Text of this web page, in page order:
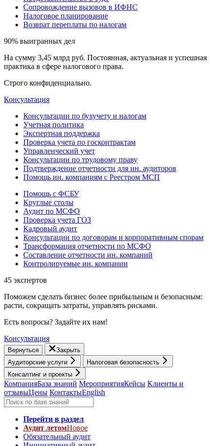
Сопровождение вызовов в ИФНС
Налоговое планирование
Возврат переплаты по налогам
90% выигранных дел
На сумму 3,45 млрд руб. Постоянная, актуальная и успешная
практика в сфере налогового права.
Строго конфиденциально.
Консультация
Консультации по бухучету и налогам
Учетная политика
Экспертная поддержка
Проверка учета по госконтрактам
Управленческий учет
Консультации по трудовому праву
Подтверждение отчетности для ин. аудиторов
Помощь ин. компаниям с Реестром МСП
Помощь с ФСБУ
Круглые столы
Аудит по МСФО
Проверка учета ГОЗ
Кадровый аудит
Консультации по договорам и корпоративным спорам
Трансформация отчетности по МСФО
Составление отчетности ин. компаний
Контролируемые ин. компании
45 экспертов
Поможем сделать бизнес более прибыльным и безопасным:
расти, cокращать затраты, управлять рисками.
Есть вопросы? Задайте их нам!
Консультация
Вернуться
Закрыть
Аудиторские услуги
Налоговая безопасность
Консалтинг и проекты
КомпанияБаза знаний МероприятияКейсы Клиенты и
отзывыЦены КонтактыEnglish
Перейти в раздел
Аудит летомНовое
Обязательный аудит